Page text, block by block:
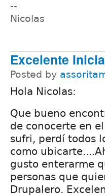
--
Nicolas
Excelente
Posted by
Hola Nicolas:
Que bueno
de conocerte en
sufri, perdí todos
como
gusto enterarme
personas que
Drupalero.